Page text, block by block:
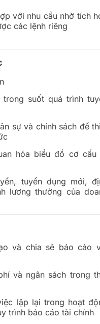
với nhu cầu nhờ tích
các lệnh riêng
suốt quá trình
sự và chính sách để
hóa biểu đồ cơ cấu
tuyển dụng mới,
lương thưởng của
và chia sẻ báo cáo
và ngân sách trong
lặp lại trong hoạt
trình báo cáo tài chính